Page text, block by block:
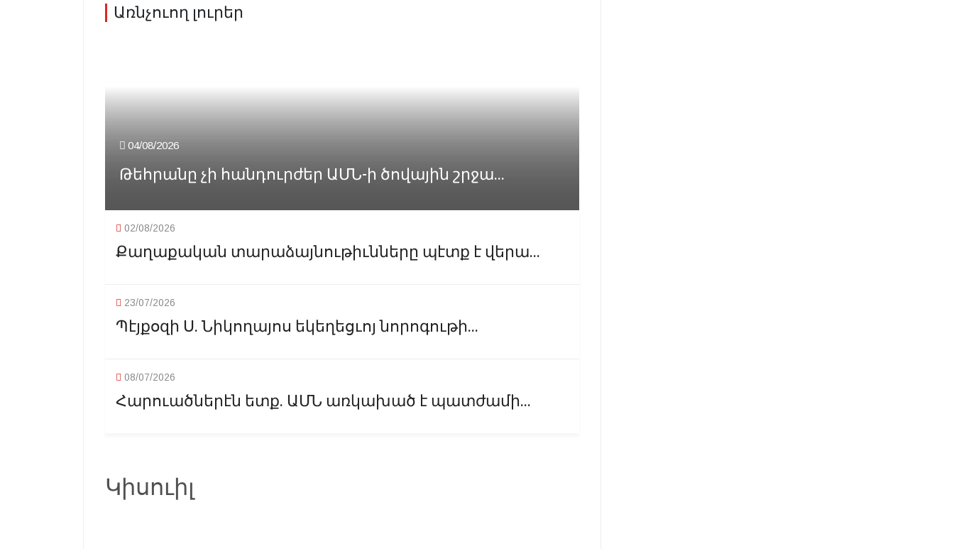
Առնչուող լուրեր
04/08/2026
Թեհրանը չի հանդուրժեր ԱՄՆ-ի ծովային շրջա...
02/08/2026
Քաղաքական տարաձայնութիւնները պէտք է վերա...
23/07/2026
Պէյքօզի Ս. Նիկողայոս եկեղեցւոյ նորոգութի...
08/07/2026
Հարուածներէն ետք. ԱՄՆ առկախած է պատժամի...
Կիսուիլ